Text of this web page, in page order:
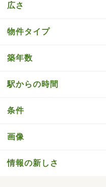
広さ
物件タイプ
築年数
駅からの時間
条件
画像
情報の新しさ